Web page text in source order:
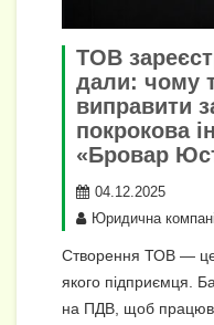
ТОВ
дали: чому
виправити
покрокова
«Бровар
04.12.2025
Юридична
Створення ТОВ —
якого підприємця.
на ПДВ, щоб